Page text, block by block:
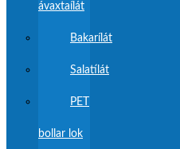
ávaxtaílát
Bakarílát
Salatílát
PET
bollar lok